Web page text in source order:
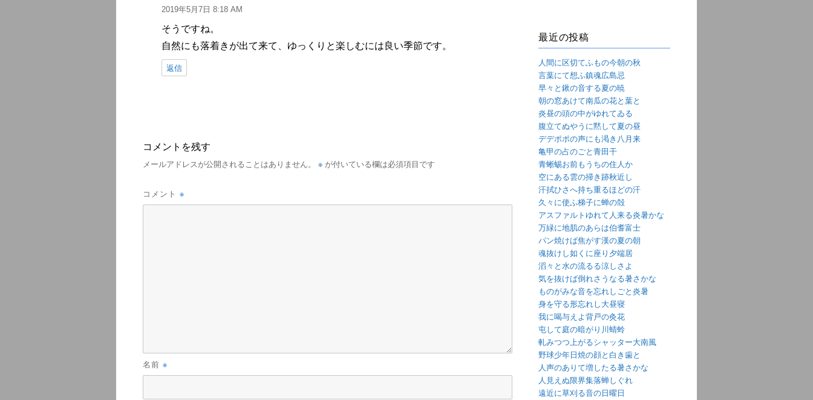
り:
2019年5月7日 8:18 AM
そうですね。
自然にも落着きが出て来て、ゆっくりと楽しむには良い季節です。
返信
コメントを残す
メールアドレスが公開されることはありません。 ※が付いている欄は必須項目です
コメント ※
名前 ※
最近の投稿
人間に区切てふもの今朝の秋
言葉にて想ふ鎮魂広島忌
早々と鍬の音する夏の暁
朝の窓あけて南瓜の花と葉と
炎昼の頭の中がゆれてゐる
腹立てぬやうに黙して夏の昼
デデポポの声にも渇き八月来
亀甲の占のごと青田干
青蜥蜴お前もうちの住人か
空にある雲の掃き跡秋近し
汗拭ひさへ持ち重るほどの汗
久々に使ふ梯子に蝉の殻
アスファルトゆれて人来る炎暑かな
万緑に地肌のあらは伯耆富士
パン焼けば焦がす漢の夏の朝
魂抜けし如くに座り夕端居
滔々と水の流るる涼しさよ
気を抜けば倒れさうなる暑さかな
ものがみな音を忘れしごと炎暑
身を守る形忘れし大昼寝
我に喝与えよ背戸の灸花
屯して庭の暗がり川蜻蛉
軋みつつ上がるシャッター大南風
野球少年日焼の顔と白き歯と
人声のありて増したる暑さかな
人見えぬ限界集落蝉しぐれ
遠近に草刈る音の日曜日